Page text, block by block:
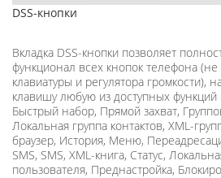
DSS-кнопки
Вкладка DSS-кнопки позволяет
функционал всех кнопок телефона
клавиатуры и регулятора громкости),
клавишу любую из доступных функций
Быстрый набор, Прямой захват,
Локальная группа контактов, XML-
браузер, История, Меню,
SMS, SMS, XML-книга, Статус,
пользователя, Преднастройка,